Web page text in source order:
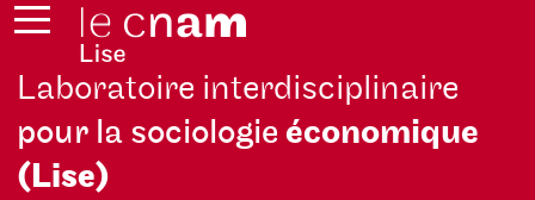
Laboratoire interdisciplinaire
pour la sociologieéconomique
(Lise)